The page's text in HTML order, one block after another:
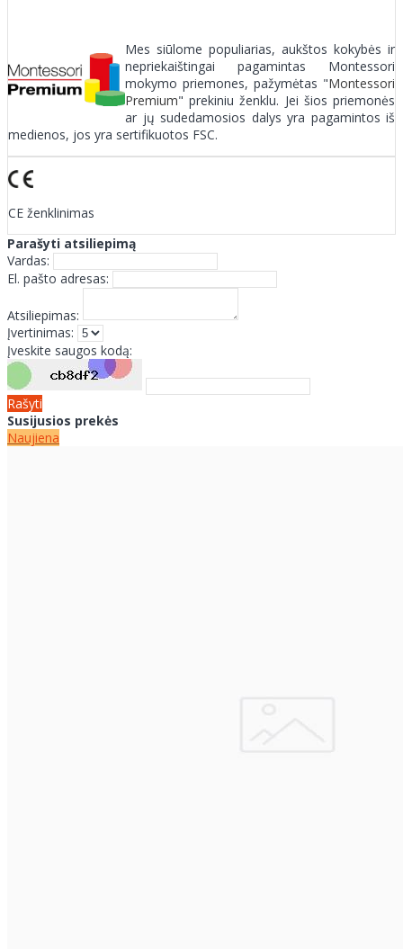
Mes siūlome populiarias, aukštos kokybės ir
nepriekaištingai pagamintas Montessori
mokymo priemones, pažymėtas "Montessori
Premium" prekiniu ženklu. Jei šios priemonės
ar jų sudedamosios dalys yra pagamintos iš
medienos, jos yra sertifikuotos FSC.
CE ženklinimas
Parašyti atsiliepimą
Vardas:
El. pašto adresas:
Atsiliepimas:
Įvertinimas:
Įveskite saugos kodą:
Rašyti
Susijusios prekės
Naujiena